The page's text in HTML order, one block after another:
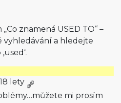
znamená USED TO“ –
vyhledávání a hledejte
lety
mi prosím